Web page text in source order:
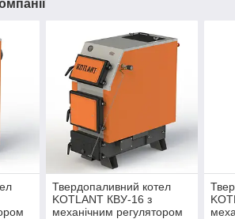
Твердопаливний котел
KOTLANT КВУ-16 з
механічним регулятором